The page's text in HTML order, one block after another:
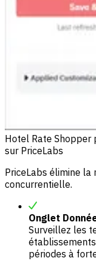
Hotel Rate Shopper
sur PriceLabs
PriceLabs élimine
concurrentielle.
Onglet
Surveillez les
périodes à